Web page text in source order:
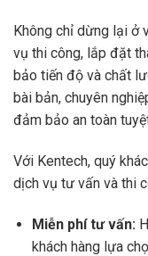
Không chỉ dừng lại ở
vụ thi công, lắp đặt
bảo tiến độ và chất
bài bản, chuyên
đảm bảo an toàn
Với Kentech, quý
dịch vụ tư vấn và thi
Miễn phí tư vấn:
khách hàng lựa